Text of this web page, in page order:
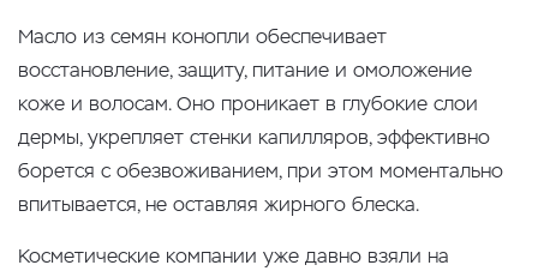
Масло из семян конопли обеспечивает
восстановление, защиту, питание и омоложение
коже и волосам. Оно проникает в глубокие слои
дермы, укрепляет стенки капилляров, эффективно
борется с обезвоживанием, при этом моментально
впитывается, не оставляя жирного блеска.
Косметические компании уже давно взяли на